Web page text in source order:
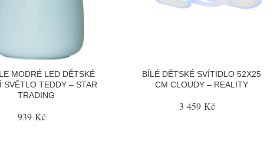
MODRÉ LED DĚTSKÉ
SVĚTLO TEDDY – STAR
TRADING
939 Kč
BÍLÉ DĚTSKÉ SVÍTIDLO 52X25
CM CLOUDY – REALITY
3 459 Kč